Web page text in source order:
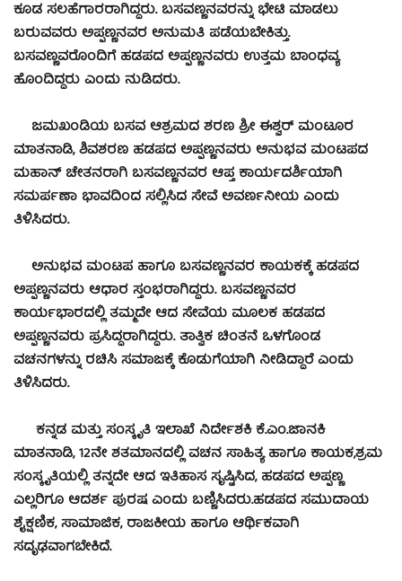
ಕೂಡ ಸಲಹೆಗಾರರಾಗಿದ್ದರು. ಬಸವಣ್ಣನವರನ್ನು ಭೇಟಿ ಮಾಡಲು
ಬರುವವರು ಅಪ್ಪಣ್ಣನವರ ಅನುಮತಿ ಪಡೆಯಬೇಕಿತ್ತು.
ಬಸವಣ್ಣವರೊಂದಿಗೆ ಹಡಪದ ಅಪ್ಪಣ್ಣನವರು ಉತ್ತಮ ಬಾಂಧವ್ಯ
ಹೊಂದಿದ್ದರು ಎಂದು ನುಡಿದರು.
ಜಮಖಂಡಿಯ ಬಸವ ಆಶ್ರಮದ ಶರಣ ಶ್ರೀ ಈಶ್ವರ್ ಮಂಟೂರ
ಮಾತನಾಡಿ, ಶಿವಶರಣ ಹಡಪದ ಅಪ್ಪಣ್ಣನವರು ಅನುಭವ ಮಂಟಪದ
ಮಹಾನ್ ಚೇತನರಾಗಿ ಬಸವಣ್ಣನವರ ಆಪ್ತ ಕಾರ್ಯದರ್ಶಿಯಾಗಿ
ಸಮರ್ಪಣಾ ಭಾವದಿಂದ ಸಲ್ಲಿಸಿದ ಸೇವೆ ಅವರ್ಣನೀಯ ಎಂದು
ತಿಳಿಸಿದರು.
ಅನುಭವ ಮಂಟಪ ಹಾಗೂ ಬಸವಣ್ಣನವರ ಕಾಯಕಕ್ಕೆ ಹಡಪದ
ಅಪ್ಪಣ್ಣನವರು ಆಧಾರ ಸ್ತಂಭರಾಗಿದ್ದರು. ಬಸವಣ್ಣನವರ
ಕಾರ್ಯಭಾರದಲ್ಲಿ ತಮ್ಮದೇ ಆದ ಸೇವೆಯ ಮೂಲಕ ಹಡಪದ
ಅಪ್ಪಣ್ಣನವರು ಪ್ರಸಿದ್ಧರಾಗಿದ್ದರು. ತಾತ್ವಿಕ ಚಿಂತನೆ ಒಳಗೊಂಡ
ವಚನಗಳನ್ನು ರಚಿಸಿ ಸಮಾಜಕ್ಕೆ ಕೊಡುಗೆಯಾಗಿ ನೀಡಿದ್ದಾರೆ ಎಂದು
ತಿಳಿಸಿದರು.
ಕನ್ನಡ ಮತ್ತು ಸಂಸ್ಕೃತಿ ಇಲಾಖೆ ನಿರ್ದೇಶಕಿ ಕೆ.ಎಂ.ಜಾನಕಿ
ಮಾತನಾಡಿ, 12ನೇ ಶತಮಾನದಲ್ಲಿ ವಚನ ಸಾಹಿತ್ಯ ಹಾಗೂ ಕಾಯಕ,ಶ್ರಮ
ಸಂಸ್ಕೃತಿಯಲ್ಲಿ ತನ್ನದೇ ಆದ ಇತಿಹಾಸ ಸೃಷ್ಟಿಸಿದ, ಹಡಪದ ಅಪ್ಪಣ್ಣ
ಎಲ್ಲರಿಗೂ ಆದರ್ಶ ಪುರಷ ಎಂದು ಬಣ್ಣಿಸಿದರು.ಹಡಪದ ಸಮುದಾಯ
ಶೈಕ್ಷಣಿಕ, ಸಾಮಾಜಿಕ, ರಾಜಕೀಯ ಹಾಗೂ ಆರ್ಥಿಕವಾಗಿ
ಸದೃಢವಾಗಬೇಕಿದೆ.